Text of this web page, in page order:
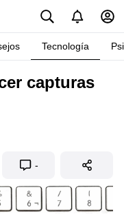
Tecnología
capturas
-